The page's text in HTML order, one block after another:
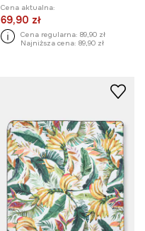
Cena aktualna:
69,90 zł
Cena regularna: 89,90 zł
Najniższa cena: 89,90 zł